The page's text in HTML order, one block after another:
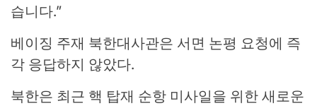
습니다.”
베이징 주재 북한대사관은 서면 논평 요청에 즉
각 응답하지 않았다.
북한은 최근 핵 탑재 순항 미사일을 위한 새로운